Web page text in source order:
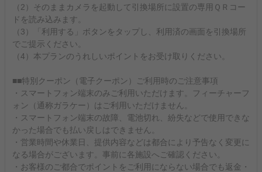
（2）そのままカメラを起動して引換場所に設置の専用ＱＲコー
ドを読み込みます。
（3）「利用する」ボタンをタップし、利用済の画面を引換場所
でご提示ください。
（4）本プランのうれしいポイントをお受け取りください。
■■特別クーポン（電子クーポン）ご利用時のご注意事項
・スマートフォン端末のみご利用いただけます。フィーチャーフ
ォン（通称ガラケー）はご利用いただけません。
・スマートフォン端末の故障、電池切れ、紛失などで使用できな
かった場合でも払い戻しはできません。
・営業時間や休業日、提供内容などは都合により予告なく変更に
なる場合がございます。事前に各施設へご確認ください。
・お客様のご都合でポイントをご利用にならない場合でも返金・